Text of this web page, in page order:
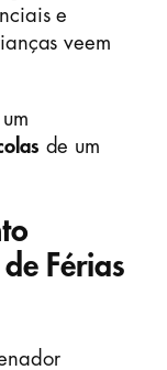
e
veem
de um
Férias